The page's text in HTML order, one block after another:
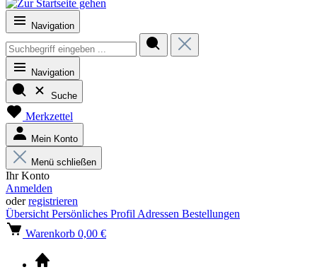
Navigation
Navigation
Suche
Merkzettel
Mein Konto
Menü schließen
Ihr Konto
Anmelden
oderregistrieren
Übersicht Persönliches Profil Adressen Bestellungen
Warenkorb 0,00 €